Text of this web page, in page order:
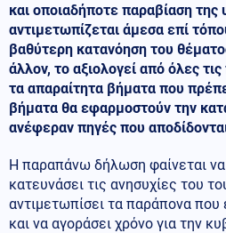
και οποιαδήποτε παραβίαση
αντιμετωπίζεται άμεσα επί
βαθύτερη κατανόηση του
άλλον, το αξιολογεί από όλες
τα απαραίτητα βήματα που
βήματα θα εφαρμοστούν την
ανέφεραν πηγές που
Η παραπάνω δήλωση φαίνεται να
κατευνάσει τις ανησυχίες του
αντιμετωπίσει τα παράπονα που
και να αγοράσει χρόνο για την